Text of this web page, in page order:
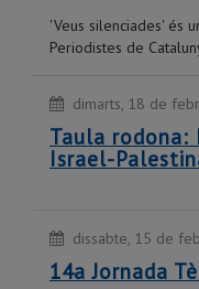
'Veus silenciades' és
Periodistes de
dimarts, 18 de
Taula
Israel-
dissabte, 15 de
14a Jornada